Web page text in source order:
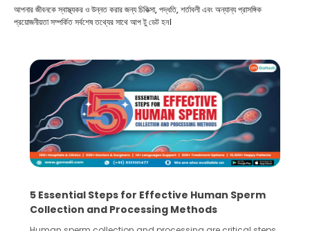
আপনার জীবনকে স্বাস্থ্যকর ও উন্নত করার জন্য চিকিত্সা, পদ্ধতি, শর্তাবলী এবং অন্যান্য প্রাসঙ্গিক
প্রয়োজনীয়তা সম্পর্কিত সর্বশেষ তথ্যের সাথে আপ টু ডেট হন।
5 Essential Steps for Effective Human Sperm
Collection and Processing Methods